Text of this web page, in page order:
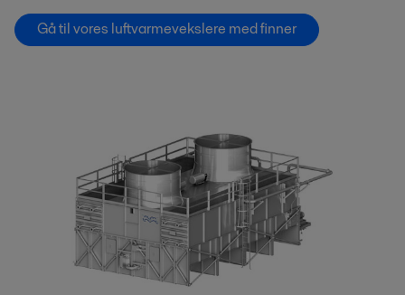
Gå til vores luftvarmevekslere med finner